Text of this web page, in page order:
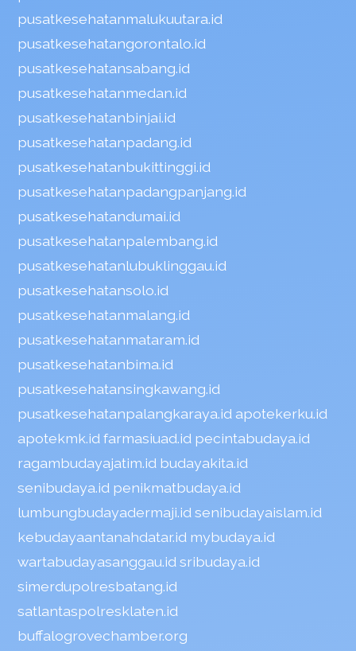
pusatkesehatanmalukuutara.id
pusatkesehatangorontalo.id
pusatkesehatansabang.id
pusatkesehatanmedan.id
pusatkesehatanbinjai.id
pusatkesehatanpadang.id
pusatkesehatanbukittinggi.id
pusatkesehatanpadangpanjang.id
pusatkesehatandumai.id
pusatkesehatanpalembang.id
pusatkesehatanlubuklinggau.id
pusatkesehatansolo.id
pusatkesehatanmalang.id
pusatkesehatanmataram.id
pusatkesehatanbima.id
pusatkesehatansingkawang.id
pusatkesehatanpalangkaraya.id apotekerku.id
apotekmk.id farmasiuad.id pecintabudaya.id
ragambudayajatim.id budayakita.id
senibudaya.id penikmatbudaya.id
lumbungbudayadermaji.id senibudayaislam.id
kebudayaantanahdatar.id mybudaya.id
wartabudayasanggau.id sribudaya.id
simerdupolresbatang.id
satlantaspolresklaten.id
buffalogrovechamber.org